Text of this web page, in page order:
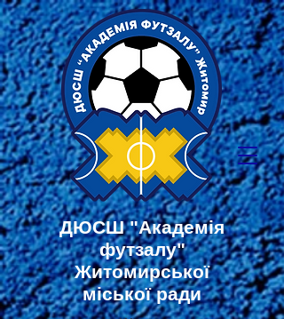
ДЮСШ"Академія
футзалу"
Житомирської
міської ради